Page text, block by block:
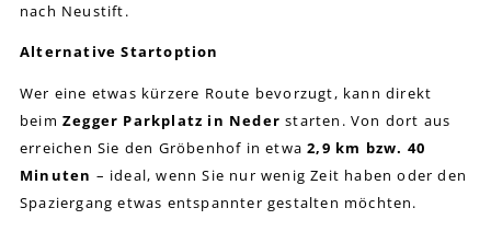
nach Neustift.
Alternative Startoption
Wer eine etwas kürzere Route bevorzugt, kann direkt
beimZegger Parkplatz in Neder starten. Von dort aus
erreichen Sie den Gröbenhof in etwa2,9 km bzw. 40
Minuten – ideal, wenn Sie nur wenig Zeit haben oder den
Spaziergang etwas entspannter gestalten möchten.